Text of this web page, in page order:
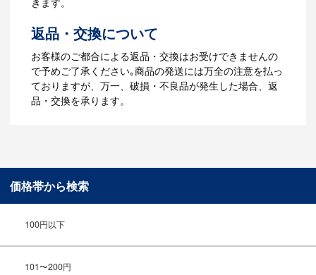
～5営業日程度で納品となります。
ご利用ガイドをもっとみる
返品・交換について
お客様のご都合による返品・交換はお受けできませんの
で予めご了承ください｡商品の発送には万全の注意を払っ
ておりますが、万一、破損・不良品が発生した場合、返
品・交換を承ります。
価格帯から検索
100円以下
101〜200円